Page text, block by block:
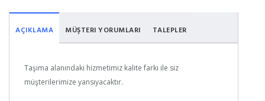
AÇIKLAMA MÜŞTERI YORUMLARI TALEPLER
Taşıma alanındaki hizmetimiz kalite farkı ile siz
müşterilerimize yansıyacaktır.